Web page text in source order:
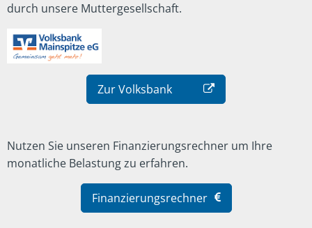
durch unsere Muttergesellschaft.
Zur Volksbank
Nutzen Sie unseren Finanzierungsrechner um Ihre
monatliche Belastung zu erfahren.
Finanzierungsrechner